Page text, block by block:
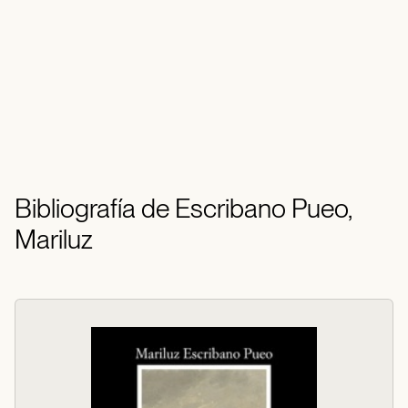
Bibliografía de Escribano Pueo,
Mariluz